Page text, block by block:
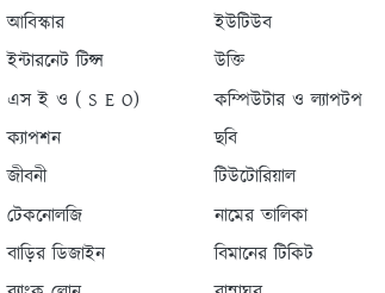
আবিস্কার
ইউটিউব
ইন্টারনেট টিপ্স
উক্তি
এস ই ও ( S E O)
কম্পিউটার ও ল্যাপটপ
ক্যাপশন
ছবি
জীবনী
টিউটোরিয়াল
টেকনোলজি
নামের তালিকা
বাড়ির ডিজাইন
বিমানের টিকিট